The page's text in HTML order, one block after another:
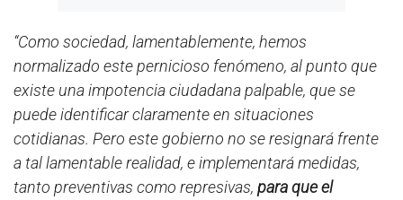
“Como sociedad, lamentablemente, hemos
normalizado este pernicioso fenómeno, al punto que
existe una impotencia ciudadana palpable, que se
puede identificar claramente en situaciones
cotidianas. Pero este gobierno no se resignará frente
a tal lamentable realidad, e implementará medidas,
tanto preventivas como represivas, para que el